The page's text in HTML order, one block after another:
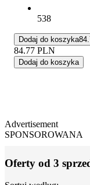
538
Dodaj do koszyka
84.77 PLN
Dodaj do koszyka
Advertisement
SPONSOROWANA
Oferty od 3